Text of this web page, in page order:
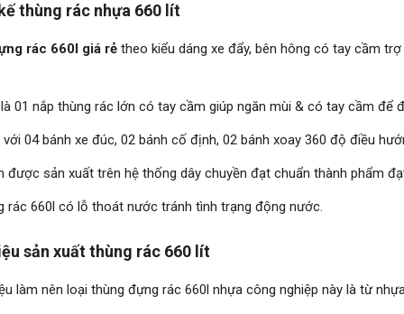
thùng rác nhựa 660 lít
rác 660l giá rẻ theo kiểu dáng xe đẩy, bên hông có tay cầm
01 nắp thùng rác lớn có tay cầm giúp ngăn mùi & có tay cầm để
04 bánh xe đúc, 02 bánh cố định, 02 bánh xoay 360 độ điều
được sản xuất trên hệ thống dây chuyền đạt chuẩn thành phẩm
rác 660l có lỗ thoát nước tránh tình trạng động nước.
sản xuất thùng rác 660 lít
làm nên loại thùng đựng rác 660l nhựa công nghiệp này là từ